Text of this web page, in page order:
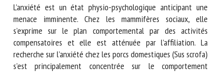
L’anxiété est un état physio-psychologique anticipant une
menace imminente. Chez les mammifères sociaux, elle
s’exprime sur le plan comportemental par des activités
compensatoires et elle est atténuée par l’affiliation. La
recherche sur l’anxiété chez les porcs domestiques (Sus
scrofa) s’est principalement concentrée sur le
Organisme *
E-mail *